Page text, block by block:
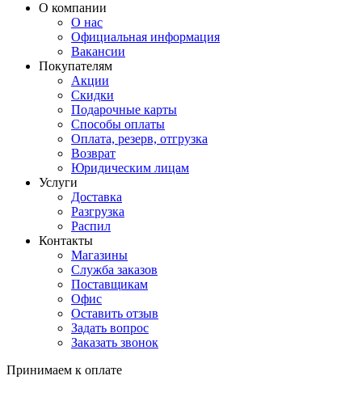
О компании
О нас
Официальная информация
Вакансии
Покупателям
Акции
Скидки
Подарочные карты
Способы оплаты
Оплата, резерв, отгрузка
Возврат
Юридическим лицам
Услуги
Доставка
Разгрузка
Распил
Контакты
Магазины
Служба заказов
Поставщикам
Офис
Оставить отзыв
Задать вопрос
Заказать звонок
Принимаем к оплате